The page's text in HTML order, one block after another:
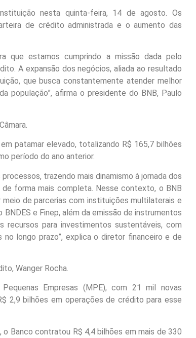
nesta quinta-feira, 14 de agosto. Os
de crédito administrada e o aumento das
que estamos cumprindo a missão dada pelo
A expansão dos negócios, aliada ao resultado
que busca constantemente atender melhor
população”, afirma o presidente do BNB, Paulo
patamar elevado, totalizando R$ 165,7 bilhões
período do ano anterior.
trazendo mais dinamismo à jornada dos
forma mais completa. Nesse contexto, o BNB
de parcerias com instituições multilaterais e
e Finep, além da emissão de instrumentos
para investimentos sustentáveis, com
longo prazo”, explica o diretor financeiro e de
Wanger Rocha.
Empresas (MPE), com 21 mil novas
2,9 bilhões em operações de crédito para esse
Banco contratou R$ 4,4 bilhões em mais de 330